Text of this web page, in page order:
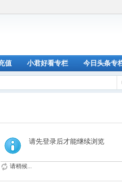
值 小君好看专栏 今日头条专
请先登录后才能继续浏览
请稍候...